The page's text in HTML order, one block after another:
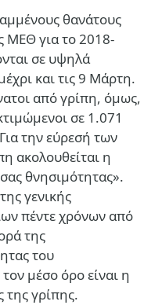
θανάτους
ΜΕΘ για το 2018-
σε υψηλά
και τις 9 Μάρτη.
από γρίπη, όμως,
σε 1.071
την εύρεσή των
ακολουθείται η
θνησιμότητας».
γενικής
πέντε χρόνων από
της
του
μέσο όρο είναι η
της γρίπης.